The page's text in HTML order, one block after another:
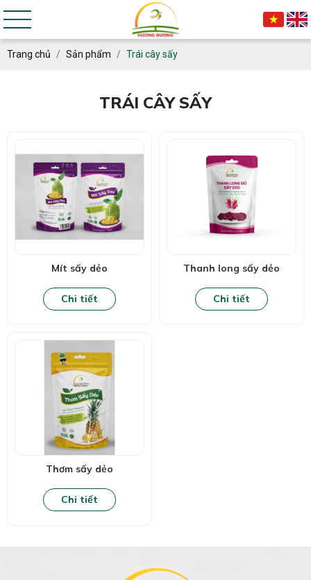
Trang chủ Sản phẩm Trái cây sấy
TRÁI CÂY SẤY
Mít sấy dẻo
Chi tiết
Thanh long sấy dẻo
Chi tiết
Thơm sấy dẻo
Chi tiết